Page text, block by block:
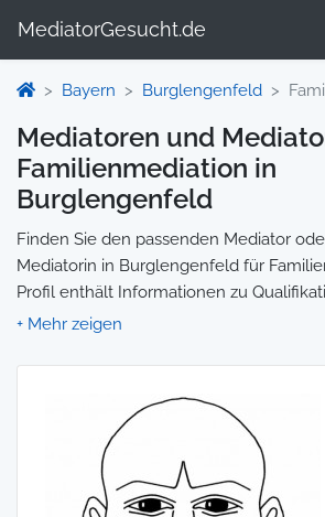
MediatorGesucht.de
Bayern Burglengenfeld
Mediatoren und
Familienmediation in
Burglengenfeld
Finden Sie den passenden Mediator
Mediatorin in Burglengenfeld für
Profil enthält Informationen zu
Spezialisierungen, sodass Sie gezielt die
Wir selbst vermitteln keine
Plattform zur Verfügung, um Ihnen die